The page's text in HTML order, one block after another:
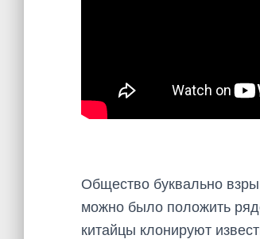
Общество буквально
можно было положить
китайцы клонируют